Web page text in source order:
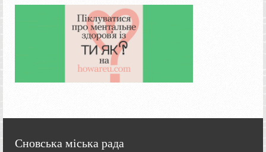
Сновська міська рада